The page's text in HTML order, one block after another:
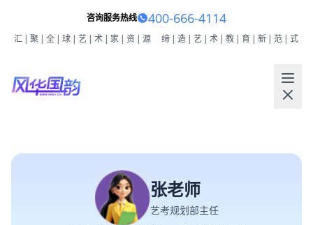
咨询服务热线 400-666-4114
汇|聚|全|球|艺|术|家|资|源 缔|造|艺|术|教|育|新|范|式
张老师
艺考规划部主任